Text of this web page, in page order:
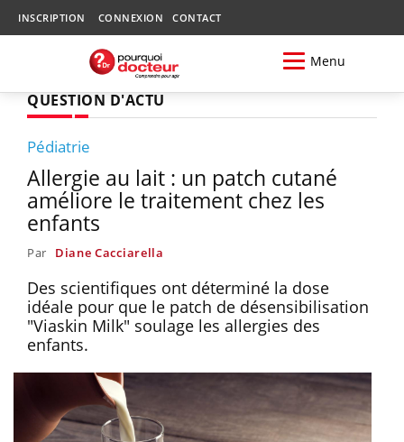
INSCRIPTION CONNEXION CONTACT
Menu
QUESTION D'ACTU
Pédiatrie
Allergie au lait : un patch cutané
améliore le traitement chez les
enfants
Par Diane Cacciarella
Des scientifiques ont déterminé la dose
idéale pour que le patch de désensibilisation
"Viaskin Milk" soulage les allergies des
enfants.